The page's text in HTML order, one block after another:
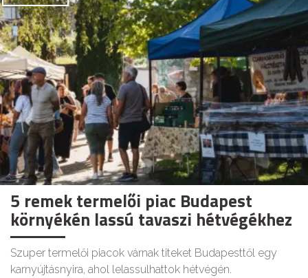
5 remek termelői piac Budapest
környékén lassú tavaszi hétvégékhez
Szuper termelői piacok várnak titeket Budapesttől egy
karnyújtásnyira, ahol lelassulhattok hétvégén.